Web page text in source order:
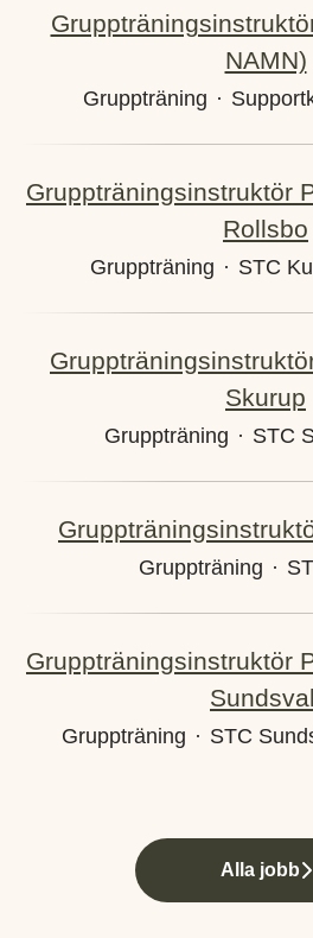
NAMN)
Gruppträning ·
Gruppträningsinstruktör
Rollsbo
Gruppträning · STC
Skurup
Gruppträning · STC
Gruppträning ·
Gruppträningsinstruktör
Gruppträning · STC
Alla jobb